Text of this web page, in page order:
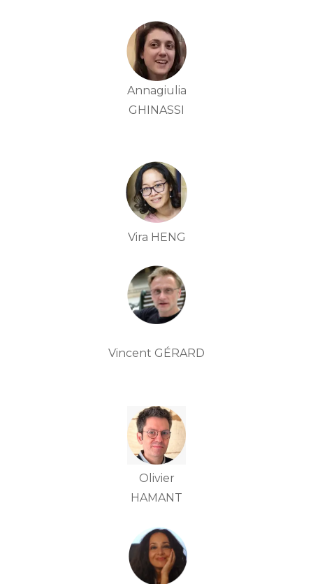
Annagiulia
GHINASSI
Vira HENG
Vincent GÉRARD
Olivier
HAMANT